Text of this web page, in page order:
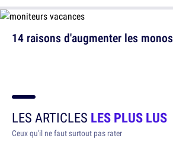
14 raisons d'augmenter les monos
LES ARTICLES LES PLUS LUS
Ceux qu'il ne faut surtout pas rater